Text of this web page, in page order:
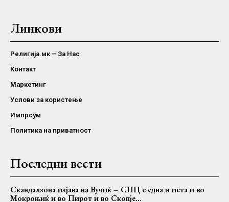
Линкови
Религија.мк – За Нас
Контакт
Маркетинг
Услови за користење
Импрсум
Политика на приватност
Последни вести
Скандалзона изјава на Вучиќ – СПЦ е една и иста и во
Мокроњиќ и во Пирот и во Скопје…